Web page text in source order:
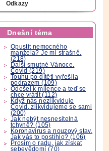
Odkazy
Dnešní téma
Opustit nemocného
manžela? Je mi strašně.
(218)
Další smutné Vánoce.
Covid (219)
Touhu po dítěti vyřešila
podrazem (109)
Odešel k milence a teď se
chce vrátit (112)
Když nás nezlikviduje
Covid, zlikvidujeme se sami
(200)
Jak nebýt nesnesitelná
tchyně? (105)
Koronavirus a nouzový stav.
Jak vás to postihlo? (106)
Prosím o radu, jak získat
sebevědomí (70)